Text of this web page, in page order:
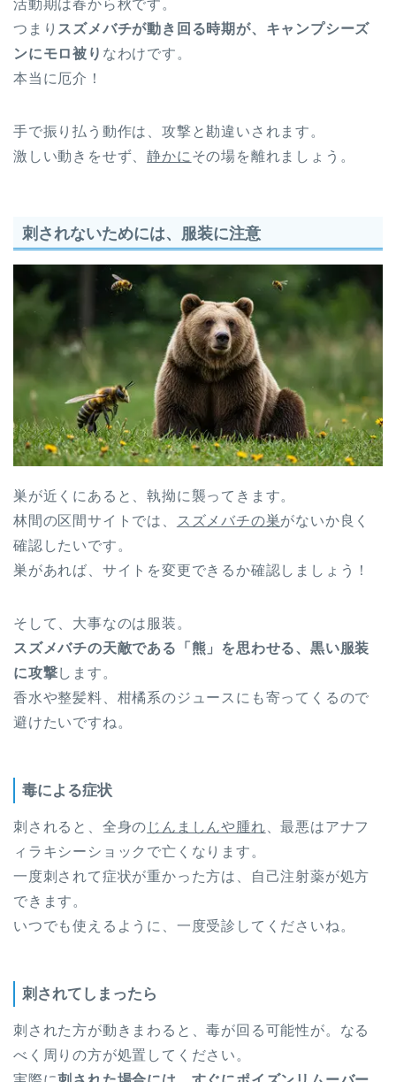
活動期は春から秋です。
つまり スズメバチが動き回る時期が、キャンプシーズ
ンにモロ被り なわけです。
本当に厄介！
手で振り払う動作は、攻撃と勘違いされます。
激しい動きをせず、静かに その場を離れましょう。
刺されないためには、服装に注意
巣が近くにあると、執拗に襲ってきます。
林間の区間サイトでは、
スズメバチの巣がないか良く
確認したいです。
巣があれば、サイトを変更できるか確認しましょう！
そして、大事なのは服装。
スズメバチの天敵である「熊」を思わせる、黒い服装
に攻撃します。
香水や整髪料、柑橘系のジュースにも寄ってくるので
避けたいですね。
毒による症状
刺されると、全身の じんましんや腫れ 、最悪はアナフ
ィラキシーショックで亡くなります。
一度刺されて症状が重かった方は、自己注射薬が処方
できます。
いつでも使えるように、一度受診してくださいね。
刺されてしまったら
刺された方が動きまわると、毒が回る可能性が。なる
べく周りの方が処置してください。